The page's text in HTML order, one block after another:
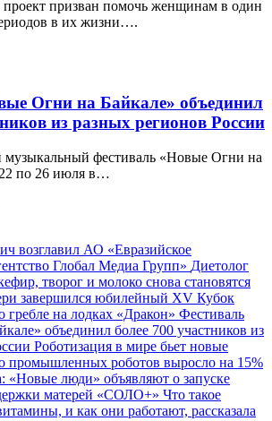
призван помочь женщинам в один
в их жизни….
Огни на Байкале» объединил
из разных регионов России
фестиваль «Новые Огни на
по 26 июля в…
возглавил АО «Евразийское
Глобал Медиа Групп» Диетолог
творог и молоко снова становятся
завершился юбилейный XV Кубок
гребле на лодках «Дракон» Фестиваль
объединил более 700 участников из
Роботизация в мире бьет новые
промышленных роботов выросло на 15%
«Новые люди» объявляют о запуске
матерей «СОЛО+» Что такое
и как они работают, рассказала